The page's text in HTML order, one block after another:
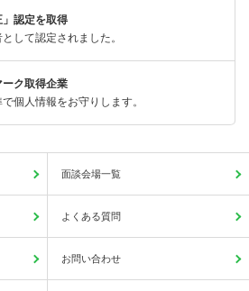
」認定を取得
して認定されました。
ク取得企業
個人情報をお守りします。
面談会場一覧
よくある質問
お問い合わせ